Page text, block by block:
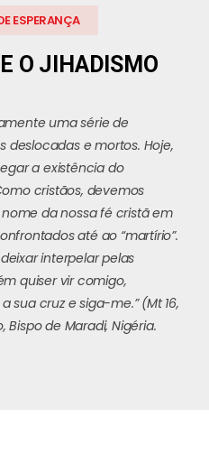
ESPERANÇA
O JIHADISMO
uma série de
deslocadas e mortos. Hoje,
a existência do
cristãos, devemos
da nossa fé cristã em
até ao “martírio”.
interpelar pelas
quiser vir comigo,
sua cruz e siga-me.” (Mt 16,
Bispo de Maradi, Nigéria.